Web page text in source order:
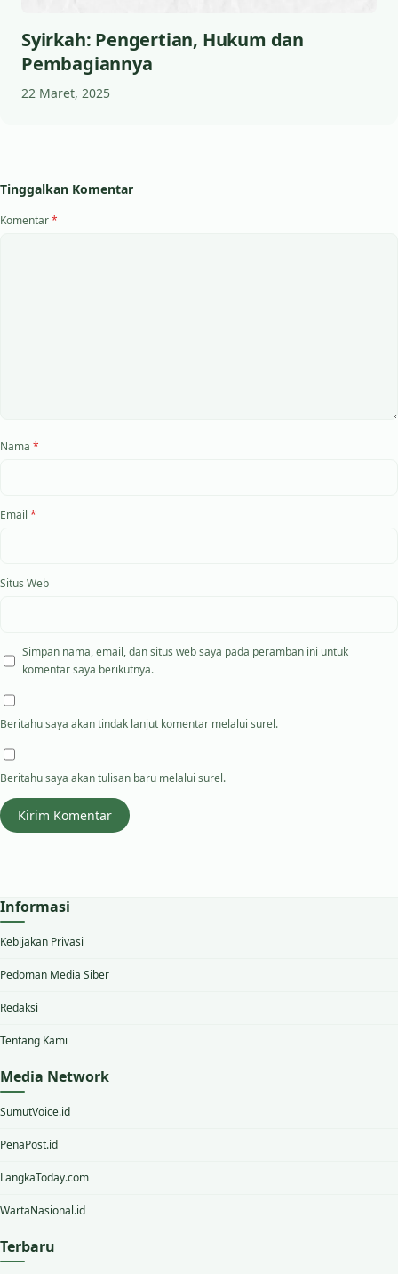
Syirkah: Pengertian, Hukum dan
Pembagiannya
22 Maret, 2025
Tinggalkan Komentar
Komentar*
Nama *
Email *
Situs Web
Simpan nama, email, dan situs web saya pada peramban ini untuk
komentar saya berikutnya.
Beritahu saya akan tindak lanjut komentar melalui surel.
Beritahu saya akan tulisan baru melalui surel.
Informasi
Kebijakan Privasi
Pedoman Media Siber
Redaksi
Tentang Kami
Media Network
SumutVoice.id
PenaPost.id
LangkaToday.com
WartaNasional.id
Terbaru